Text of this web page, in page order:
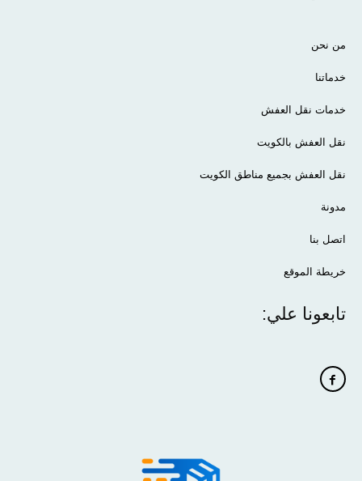
من نحن
خدماتنا
خدمات نقل العفش
نقل العفش بالكويت
نقل العفش بجميع مناطق الكويت
مدونة
اتصل بنا
خريطة الموقع
تابعونا علي: